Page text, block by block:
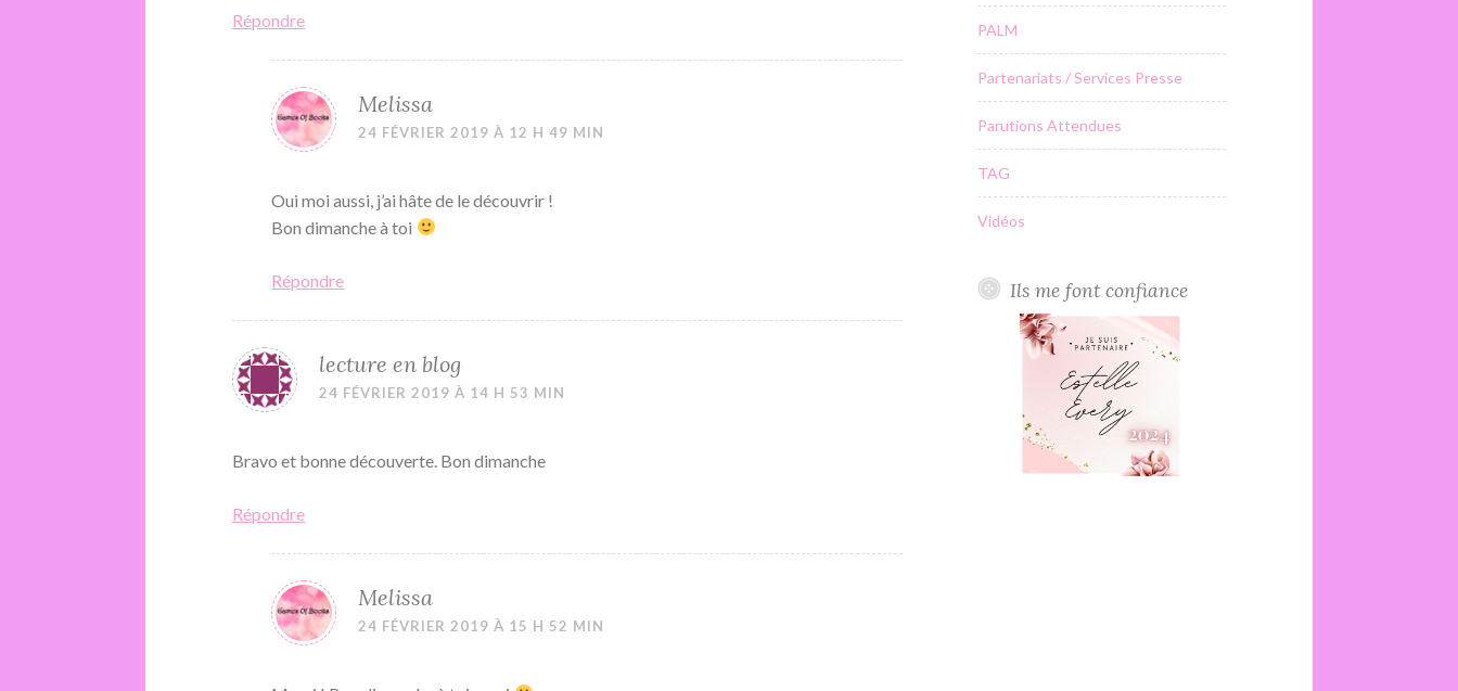
Répondre
Melissa
24 FÉVRIER 2019 À 12 H 49 MIN
Oui moi aussi, j’ai hâte de le découvrir !
Bon dimanche à toi
Répondre
lecture en blog
24 FÉVRIER 2019 À 14 H 53 MIN
Bravo et bonne découverte. Bon dimanche
Répondre
Melissa
24 FÉVRIER 2019 À 15 H 52 MIN
PALM
Partenariats / Services Presse
Parutions Attendues
TAG
Vidéos
Ils me font confiance